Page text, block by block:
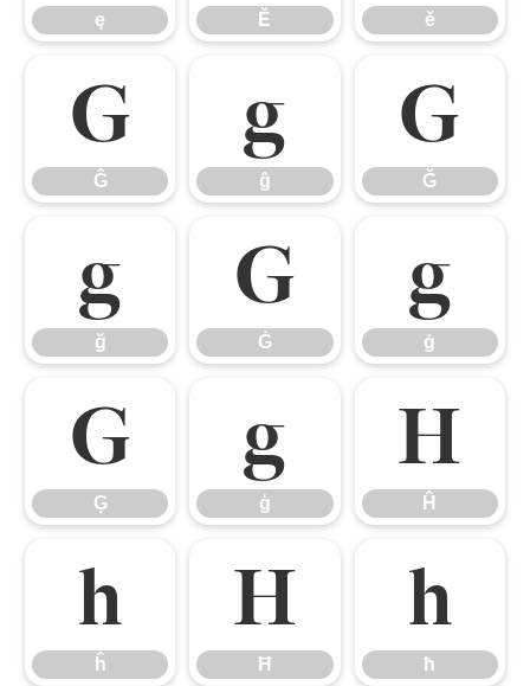
ę Ě ě
Ĝ
Ĝ
ĝ
ĝ
Ğ
Ğ
ğ
ğ
Ġ
Ġ
ġ
ġ
Ģ
Ģ
ģ
ģ
Ĥ
Ĥ
ĥ
ĥ
Ħ
Ħ
ħ
ħ